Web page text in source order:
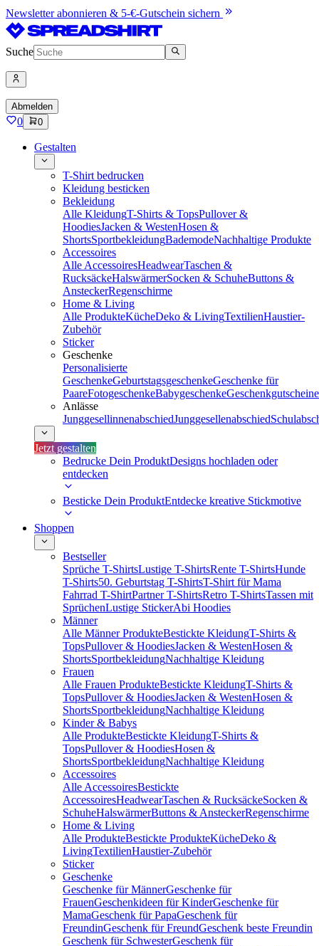
Newsletter abonnieren & 5-€-Gutschein sichern
Suche
Abmelden
0 0
Gestalten
T-Shirt bedrucken
Kleidung besticken
Bekleidung
Alle KleidungT-Shirts & TopsPullover &
HoodiesJacken & WestenHosen &
ShortsSportbekleidungBademodeNachhaltige Produkte
Accessoires
Alle AccessoiresHeadwearTaschen &
RucksäckeHalswärmerSocken & SchuheButtons &
AnsteckerRegenschirme
Home & Living
Alle ProdukteKücheDeko & LivingTextilienHaustier-
Zubehör
Sticker
Geschenke
Personalisierte
GeschenkeGeburtstagsgeschenkeGeschenke für
PaareFotogeschenkeBabygeschenkeGeschenkgutscheine
Anlässe
JunggesellinnenabschiedJunggesellenabschied
Jetzt gestalten
Bedrucke Dein ProduktDesigns hochladen oder
entdecken
Besticke Dein ProduktEntdecke kreative Stickmotive
Shoppen
Bestseller
Sprüche T-ShirtsLustige T-ShirtsRente T-ShirtsHunde
T-Shirts50. Geburtstag T-ShirtsT-Shirt für Mama
Fahrrad T-ShirtPartner T-ShirtsRetro T-ShirtsTassen mit
SprüchenLustige StickerAbi Hoodies
Männer
Alle Männer ProdukteBestickte KleidungT-Shirts &
TopsPullover & HoodiesJacken & WestenHosen &
ShortsSportbekleidungNachhaltige Kleidung
Frauen
Alle Frauen ProdukteBestickte KleidungT-Shirts &
TopsPullover & HoodiesJacken & WestenHosen &
ShortsSportbekleidungNachhaltige Kleidung
Kinder & Babys
Alle ProdukteBestickte KleidungT-Shirts &
TopsPullover & HoodiesHosen &
ShortsSportbekleidungNachhaltige Kleidung
Accessoires
Alle AccessoiresBestickte
AccessoiresHeadwearTaschen & RucksäckeSocken &
SchuheHalswärmerButtons & AnsteckerRegenschirme
Home & Living
Alle ProdukteBestickte ProdukteKücheDeko &
LivingTextilienHaustier-Zubehör
Sticker
Geschenke
Geschenke für MännerGeschenke für
FrauenGeschenkideen für KinderGeschenke für
MamaGeschenk für PapaGeschenk für
FreundinGeschenk für FreundGeschenk beste Freundin
Geschenk für SchwesterGeschenk für